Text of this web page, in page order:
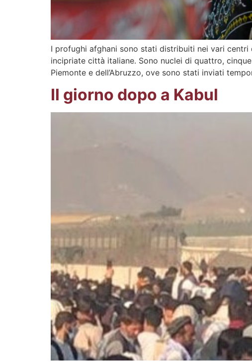
I profughi afghani sono stati distribuiti nei vari centri
incipriate città italiane. Sono nuclei di quattro,
Piemonte e dell’Abruzzo, ove sono stati inviati
Il giorno dopo a Kabul